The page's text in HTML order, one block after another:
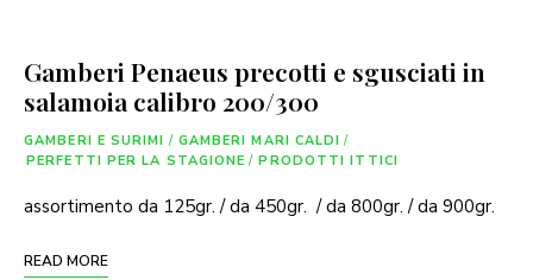
Gamberi Penaeus precotti e sgusciati in
salamoia calibro 200/300
GAMBERI E SURIMI / GAMBERI MARI CALDI /
PERFETTI PER LA STAGIONE / PRODOTTI ITTICI
assortimento da 125gr. / da 450gr. / da 800gr. / da 900gr.
READ MORE